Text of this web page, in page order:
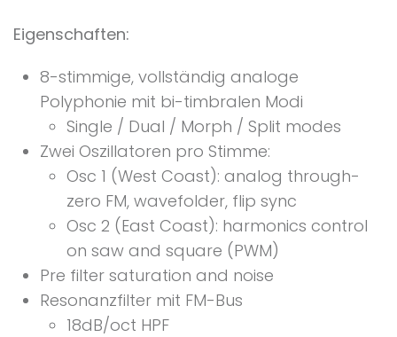
Eigenschaften:
8-stimmige, vollständig analoge
Polyphonie mit bi-timbralen Modi
Single / Dual / Morph / Split modes
Zwei Oszillatoren pro Stimme:
Osc 1 (West Coast): analog through-
zero FM, wavefolder, flip sync
Osc 2 (East Coast): harmonics control
on saw and square (PWM)
Pre filter saturation and noise
Resonanzfilter mit FM-Bus
18dB/oct HPF